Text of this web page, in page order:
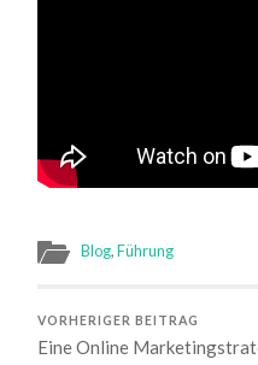
Blog,Führung
VORHERIGER BEITRAG
Eine Online